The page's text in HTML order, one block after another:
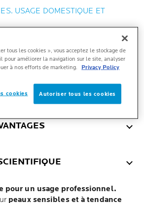
USAGE DOMESTIQUE ET
pour un usage professionnel.
peaux sensibles et à tendance
tous les cookies », vous acceptez le stockage de
pour améliorer la navigation sur le site, analyser
à nos efforts de marketing.
Privacy Policy
Autoriser tous les cookies
cookies